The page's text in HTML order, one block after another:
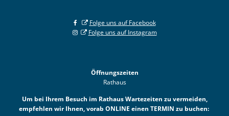
Folge uns auf Facebook
Folge uns auf Instagram
Öffnungszeiten
Rathaus
Um bei Ihrem Besuch im Rathaus Wartezeiten zu vermeiden,
empfehlen wir Ihnen, vorab ONLINE einen TERMIN zu buchen: